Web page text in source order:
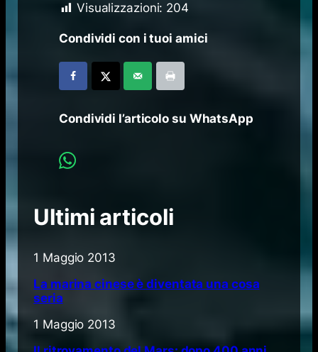
Visualizzazioni: 204
Condividi con i tuoi amici
Condividi l’articolo su WhatsApp
Ultimi articoli
1 Maggio 2013
La marina cinese è diventata una cosa
seria
1 Maggio 2013